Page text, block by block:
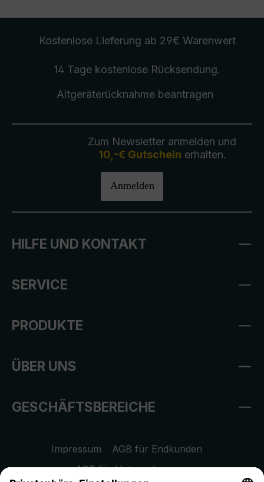
Kostenlose Lieferung ab 29€ Warenwert
14 Tage kostenlose Rücksendung.
Altgeräterücknahmebeantragen
Zum Newsletter anmelden und
10,-€ Gutschein erhalten.
Anmelden
HILFE UND KONTAKT
SERVICE
PRODUKTE
ÜBER UNS
GESCHÄFTSBEREICHE
Impressum
AGB für Endkunden
AGB für Unternehmen